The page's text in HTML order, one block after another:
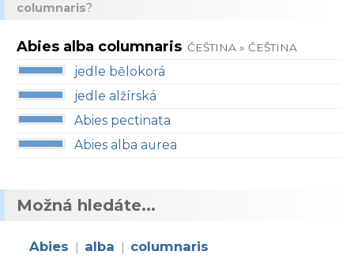
columnaris?
Abies alba columnaris ČEŠTINA » ČEŠTINA
jedle bělokorá
jedle alžírská
Abies pectinata
Abies alba aurea
Možná hledáte...
Abies | alba | columnaris